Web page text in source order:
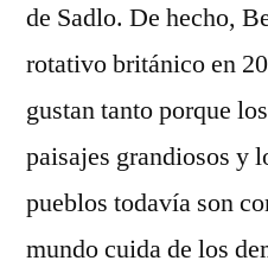
de Sadlo. De hecho,
rotativo británico en
gustan tanto porque
paisajes grandiosos y
pueblos todavía son
mundo cuida de los